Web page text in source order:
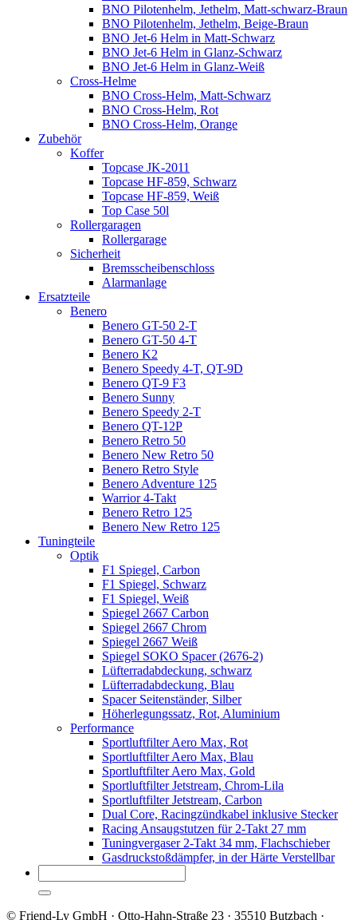
BNO Pilotenhelm, Jethelm, Matt-schwarz-Braun
BNO Pilotenhelm, Jethelm, Beige-Braun
BNO Jet-6 Helm in Matt-Schwarz
BNO Jet-6 Helm in Glanz-Schwarz
BNO Jet-6 Helm in Glanz-Weiß
Cross-Helme
BNO Cross-Helm, Matt-Schwarz
BNO Cross-Helm, Rot
BNO Cross-Helm, Orange
Zubehör
Koffer
Topcase JK-2011
Topcase HF-859, Schwarz
Topcase HF-859, Weiß
Top Case 50l
Rollergaragen
Rollergarage
Sicherheit
Bremsscheibenschloss
Alarmanlage
Ersatzteile
Benero
Benero GT-50 2-T
Benero GT-50 4-T
Benero K2
Benero Speedy 4-T, QT-9D
Benero QT-9 F3
Benero Sunny
Benero Speedy 2-T
Benero QT-12P
Benero Retro 50
Benero New Retro 50
Benero Retro Style
Benero Adventure 125
Warrior 4-Takt
Benero Retro 125
Benero New Retro 125
Tuningteile
Optik
F1 Spiegel, Carbon
F1 Spiegel, Schwarz
F1 Spiegel, Weiß
Spiegel 2667 Carbon
Spiegel 2667 Chrom
Spiegel 2667 Weiß
Spiegel SOKO Spacer (2676-2)
Lüfterradabdeckung, schwarz
Lüfterradabdeckung, Blau
Spacer Seitenständer, Silber
Höherlegungssatz, Rot, Aluminium
Performance
Sportluftfilter Aero Max, Rot
Sportluftfilter Aero Max, Blau
Sportluftfilter Aero Max, Gold
Sportluftfilter Jetstream, Chrom-Lila
Sportluftfilter Jetstream, Carbon
Dual Core, Racingzündkabel inklusive Stecker
Racing Ansaugstutzen für 2-Takt 27 mm
Tuningvergaser 2-Takt 34 mm, Flachschieber
Gasdruckstoßdämpfer, in der Härte Verstellbar
© Friend-Ly GmbH · Otto-Hahn-Straße 23 · 35510 Butzbach ·